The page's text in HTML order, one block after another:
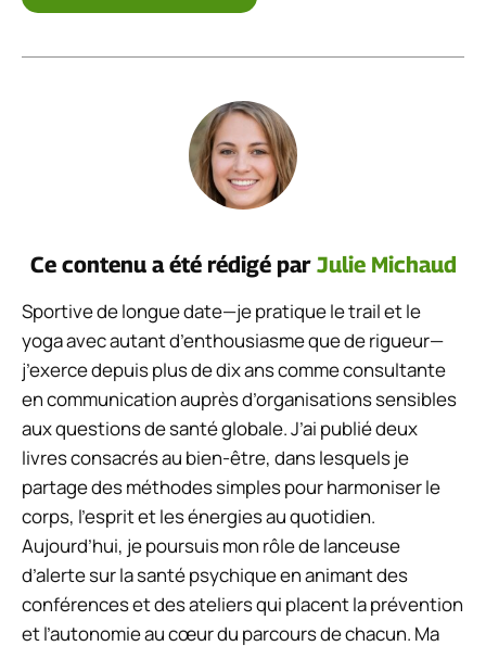
Ce contenu a été rédigé par Julie Michaud
Sportive de longue date—je pratique le trail et le
yoga avec autant d’enthousiasme que de rigueur—
j’exerce depuis plus de dix ans comme consultante
en communication auprès d’organisations sensibles
aux questions de santé globale. J’ai publié deux
livres consacrés au bien-être, dans lesquels je
partage des méthodes simples pour harmoniser le
corps, l’esprit et les énergies au quotidien.
Aujourd’hui, je poursuis mon rôle de lanceuse
d’alerte sur la santé psychique en animant des
conférences et des ateliers qui placent la prévention
et l’autonomie au cœur du parcours de chacun. Ma